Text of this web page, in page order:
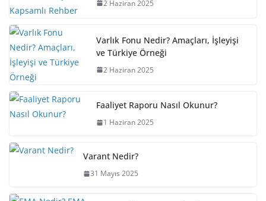
2 Haziran 2025
Varlık Fonu Nedir? Amaçları, İşleyişi
ve Türkiye Örneği
2 Haziran 2025
Faaliyet Raporu Nasıl Okunur?
1 Haziran 2025
Varant Nedir?
31 Mayıs 2025